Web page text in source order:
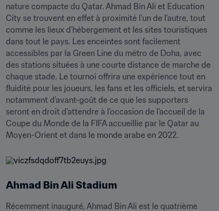
nature compacte du Qatar. Ahmad Bin Ali et Education
City se trouvent en effet à proximité l'un de l'autre, tout
comme les lieux d'hébergement et les sites touristiques
dans tout le pays. Les enceintes sont facilement
accessibles par la Green Line du métro de Doha, avec
des stations situées à une courte distance de marche de
chaque stade. Le tournoi offrira une expérience tout en
fluidité pour les joueurs, les fans et les officiels, et servira
notamment d'avant-goût de ce que les supporters
seront en droit d'attendre à l'occasion de l'accueil de la
Coupe du Monde de la FIFA accueillie par le Qatar au
Moyen-Orient et dans le monde arabe en 2022.
Ahmad Bin Ali Stadium
Récemment inauguré, Ahmad Bin Ali est le quatrième